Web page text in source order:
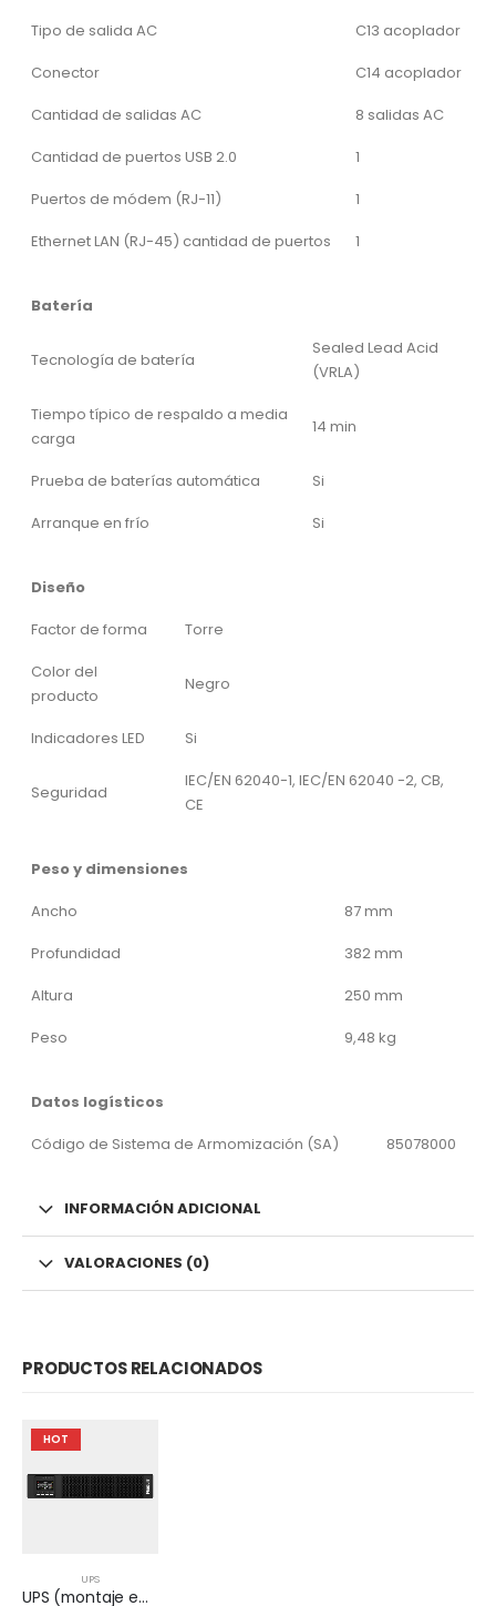
Tipo de salida AC
C13 acoplador
Conector
C14 acoplador
Cantidad de salidas AC
8 salidas AC
Cantidad de puertos USB 2.0
1
Puertos de módem (RJ-11)
1
Ethernet LAN (RJ-45) cantidad de puertos
1
Batería
Tecnología de batería
Sealed Lead Acid
(VRLA)
Tiempo típico de respaldo a media
carga
14 min
Prueba de baterías automática
Si
Arranque en frío
Si
Diseño
Factor de forma
Torre
Color del
producto
Negro
Indicadores LED Si
Seguridad
IEC/EN 62040-1, IEC/EN 62040 -2, CB,
CE
Peso y dimensiones
Ancho
87 mm
Profundidad
382 mm
Altura
250 mm
Peso
9,48 kg
Datos logísticos
Código de Sistema de Armomización (SA)
85078000
INFORMACIÓN ADICIONAL
VALORACIONES (0)
PRODUCTOS RELACIONADOS
HOT
UPS
UPS (montaje en rack / externo) – CA 220/230/240 V – 2000 vatios – 3000 VA